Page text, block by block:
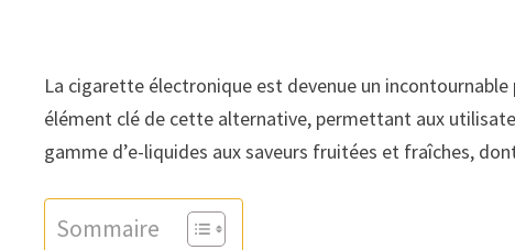
La cigarette électronique est devenue un
élément clé de cette alternative, permettant aux
gamme d’e-liquides aux saveurs fruitées et fraîches,
Sommaire